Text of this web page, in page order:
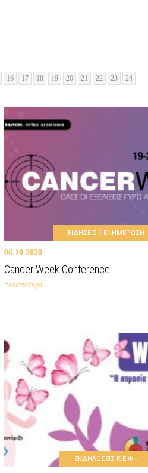
16 17 18 19 20 21 22 23 24
ΕΙΔΗΣΕΙΣ / ΕΝΗΜΕΡΩΣΗ
06.10.2020
Cancer Week Conference
περισσότερα
ΕΚΔΗΛΩΣΕΙΣ Κ.Ε.Φ.Ι.